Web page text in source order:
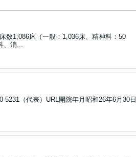
数1,086床（一般：1,036床、精神科：50
、消...
（代表）URL開院年月昭和26年6月30日